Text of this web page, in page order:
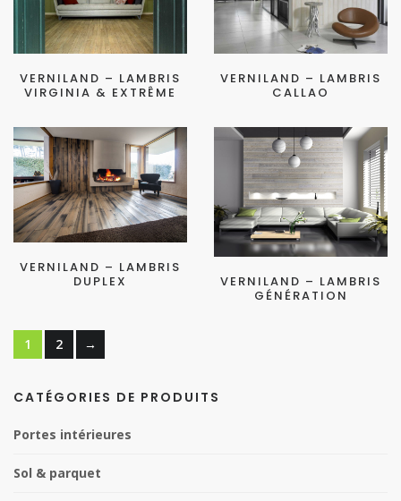
VERNILAND – LAMBRIS
VIRGINIA & EXTRÊME
VERNILAND – LAMBRIS
CALLAO
VERNILAND – LAMBRIS
DUPLEX
VERNILAND – LAMBRIS
GÉNÉRATION
1 2 →
CATÉGORIES DE PRODUITS
Portes intérieures
Sol & parquet